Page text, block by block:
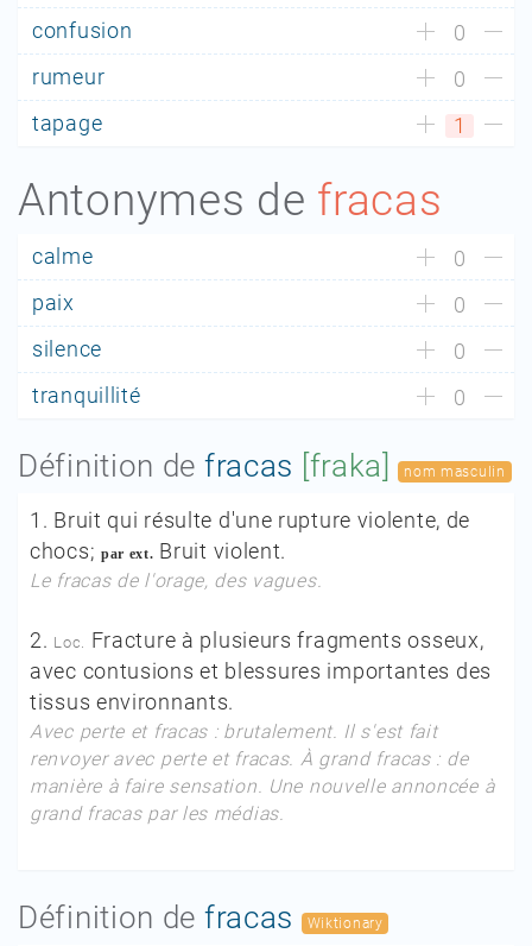
confusion
0
rumeur
0
tapage
1
Antonymes de fracas
calme
0
paix
0
silence
0
tranquillité
0
Définition de fracas [fraka] nom masculin
1. Bruit qui résulte d'une rupture violente, de
chocs; par ext. Bruit violent.
Le fracas de l'orage, des vagues.
2. Loc.
Fracture à plusieurs fragments osseux,
avec contusions et blessures importantes des
tissus environnants.
Avec perte et fracas : brutalement. Il s'est fait
renvoyer avec perte et fracas. À grand fracas : de
manière à faire sensation.
Une nouvelle annoncée à
grand fracas par les médias.
Définition de fracas Wiktionary